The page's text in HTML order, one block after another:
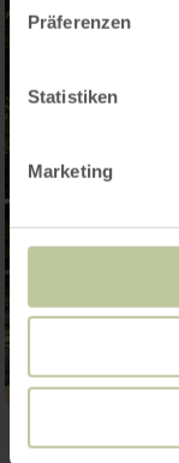
Präferenzen
Statistiken
Marketing